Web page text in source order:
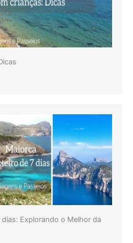
Explorando o Melhor da